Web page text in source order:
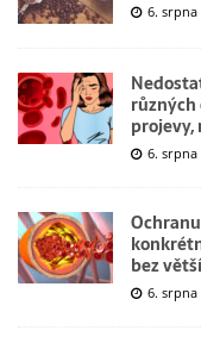
6. srpna
různých
projevy,
6. srpna
bez
6. srpna